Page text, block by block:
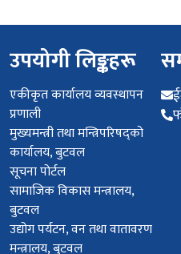
उपयोगी लिङ्कहरू
एकीकृत कार्यालय व्यवस्थापन
प्रणाली
मुख्यमन्त्री तथा मन्त्रिपरिषद्को
कार्यालय, बुटवल
सूचना पोर्टल
सामाजिक विकास मन्त्रालय,
बुटवल
उद्योग पर्यटन, वन तथा वातावरण
मन्त्रालय, बुटवल